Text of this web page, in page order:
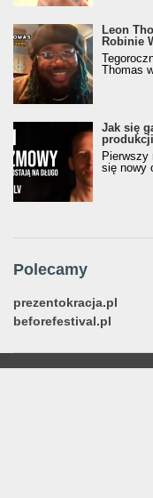
Leon
Robinie
Thomas
Jak się
Pierwszy
się nowy
Polecamy
prezentokracja.pl
beforefestival.pl